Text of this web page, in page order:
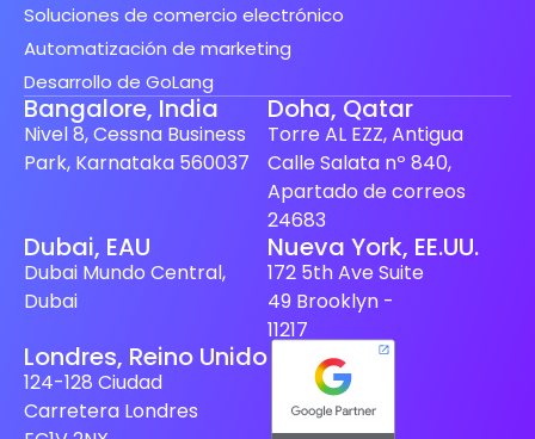
Soluciones de comercio electrónico
Automatización de marketing
Desarrollo de GoLang
Bangalore, India
Nivel 8, Cessna Business
Park, Karnataka 560037
Doha, Qatar
Torre AL EZZ, Antigua
Calle Salata nº 840,
Apartado de correos
24683
Dubai, EAU
Dubai Mundo Central,
Dubai
Nueva York, EE.UU.
172 5th Ave Suite
49 Brooklyn -
11217
Londres, Reino Unido
124-128 Ciudad
Carretera Londres
German
Japanese
Finnish